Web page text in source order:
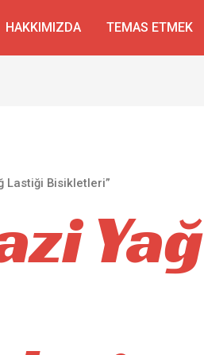
HAKKIMIZDA TEMAS ETMEK
Lastiği Bisikletleri”
Yağ